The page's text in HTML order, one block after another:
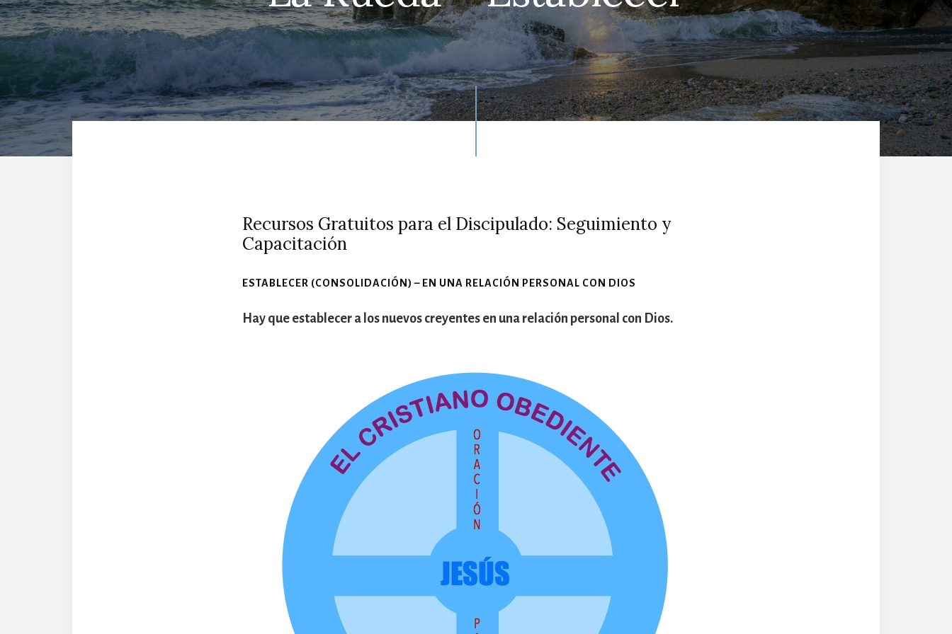
Recursos Gratuitos para el Discipulado: Seguimiento y
Capacitación
ESTABLECER (CONSOLIDACIÓN) – EN UNA RELACIÓN PERSONAL CON DIOS
Hay que establecer a los nuevos creyentes en una relación personal con Dios.